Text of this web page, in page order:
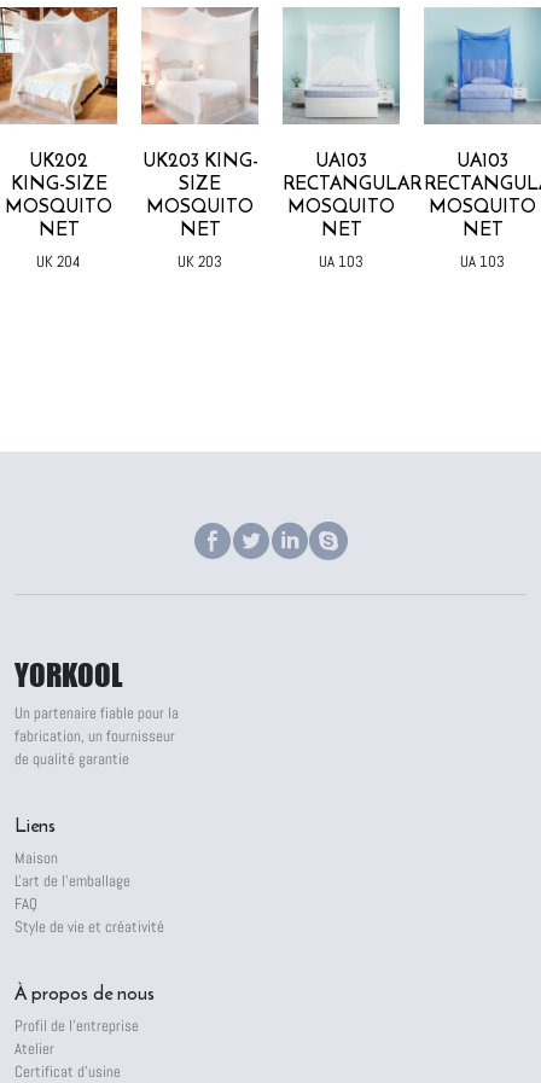
UK202
KING-SIZE
MOSQUITO
NET
UK 204
UK203 KING-
SIZE
MOSQUITO
NET
UK 203
UA103
RECTANGULAR
MOSQUITO
NET
UA 103
UA103
MOSQUITO
NET
UA 103
YORKOOL
Un partenaire fiable pour la
fabrication, un fournisseur
de qualité garantie
Liens
Maison
L'art de l'emballage
FAQ
Style de vie et créativité
À propos de nous
Profil de l'entreprise
Atelier
Certificat d'usine